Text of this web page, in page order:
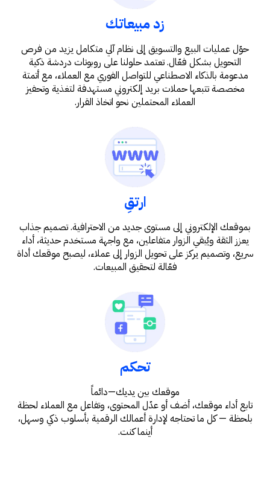
زد مبيعاتك
حوّل عمليات البيع والتسويق إلى نظام آلي متكامل يزيد من فرص
التحويل بشكل فعّال. تعتمد حلولنا على روبوتات دردشة ذكية
مدعومة بالذكاء الاصطناعي للتواصل الفوري مع العملاء، مع أتمتة
مخصصة تتبعها حملات بريد إلكتروني مستهدفة لتغذية وتحفيز
العملاء المحتملين نحو اتخاذ القرار.
ارتقِ
بموقعك الإلكتروني إلى مستوى جديد من الاحترافية. تصميم جذاب
يعزز الثقة ويُبقي الزوار متفاعلين، مع واجهة مستخدم حديثة، أداء
سريع، وتصميم يركز على تحويل الزوار إلى عملاء، ليصبح موقعك أداة
فعّالة لتحقيق المبيعات.
تحكم
موقعك بين يديك—دائماً
تابع أداء موقعك، أضف أو عدّل المحتوى، وتفاعل مع العملاء لحظة
بلحظة — كل ما تحتاجه لإدارة أعمالك الرقمية بأسلوب ذكي وسهل،
أينما كنت.